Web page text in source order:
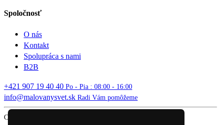
Spoločnosť
O nás
Kontakt
Spolupráca s nami
B2B
+421 907 19 40 40 Po - Pia : 08:00 - 16:00
info@malovanysvet.sk Radi Vám pomôžeme
Copyright © 2026 MALOVANÝ SVET. All rights reserved.